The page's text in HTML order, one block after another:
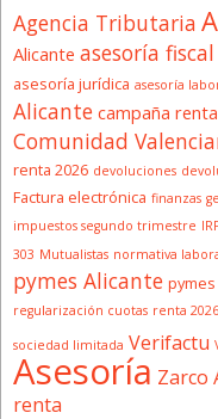
Agencia Tributaria
Alicante asesoría fiscal
asesoría jurídica asesoría
Alicante campaña
Comunidad
renta 2026 devoluciones
Factura electrónica finanzas
impuestos segundo trimestre
303 Mutualistas normativa
pymes Alicante
regularización cuotas renta
sociedad limitada Verifactu
Asesoría Zarco
renta